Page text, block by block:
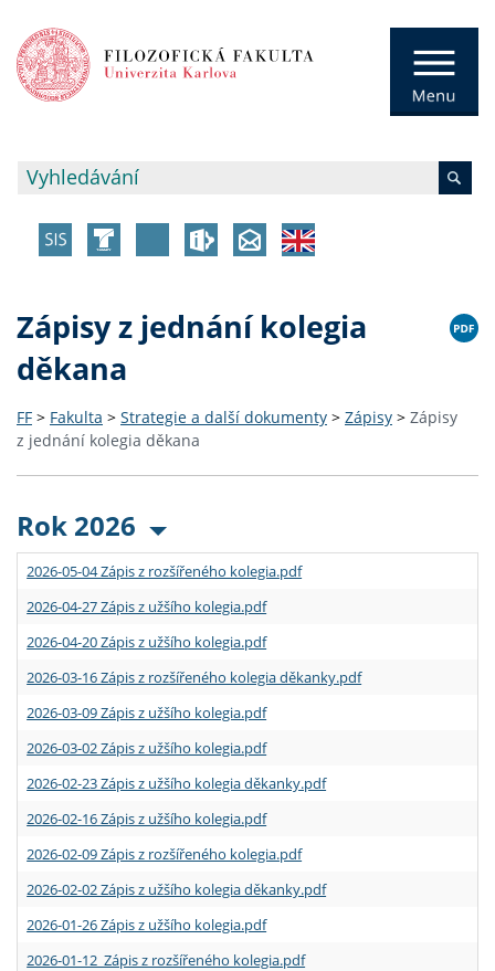
Zápisy z jednání kolegia
děkana
FF > Fakulta > Strategie a další dokumenty > Zápisy > Zápisy
z jednání kolegia děkana
Rok 2026
2026-05-04 Zápis z rozšířeného kolegia.pdf
2026-04-27 Zápis z užšího kolegia.pdf
2026-04-20 Zápis z užšího kolegia.pdf
2026-03-16 Zápis z rozšířeného kolegia děkanky.pdf
2026-03-09 Zápis z užšího kolegia.pdf
2026-03-02 Zápis z užšího kolegia.pdf
2026-02-23 Zápis z užšího kolegia děkanky.pdf
2026-02-16 Zápis z užšího kolegia.pdf
2026-02-09 Zápis z rozšířeného kolegia.pdf
2026-02-02 Zápis z užšího kolegia děkanky.pdf
2026-01-26 Zápis z užšího kolegia.pdf
2026-01-12 Zápis z rozšířeného kolegia.pdf